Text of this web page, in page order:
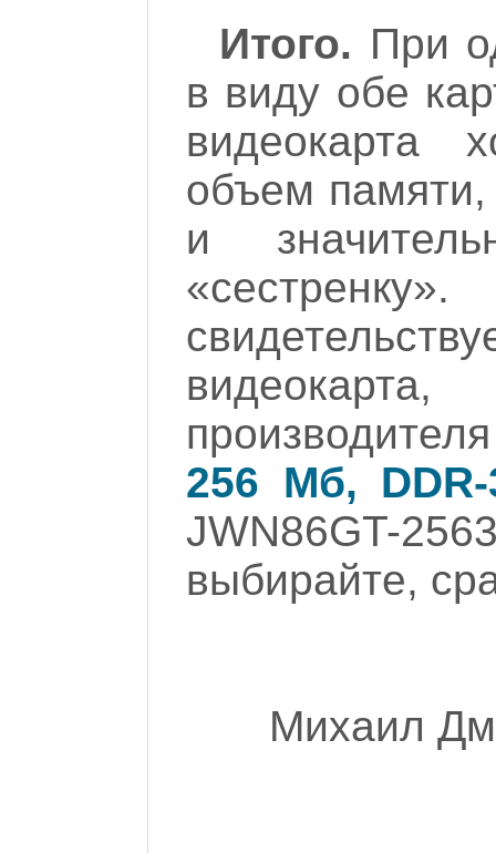
Итого. При
в виду обе
видеокарта
объем памяти,
и
256 Мб, DDR-
выбирайте,
Михаил